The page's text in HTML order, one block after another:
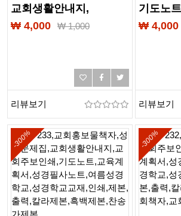
교회생활안내지,
무선제본,링제본,
교회요람제본,
₩ 4,000 ₩1,000
리뷰보기
기도노
성경필
교회요
출력,인
링제본,
₩ 4,000
리뷰보기
-300% -300%